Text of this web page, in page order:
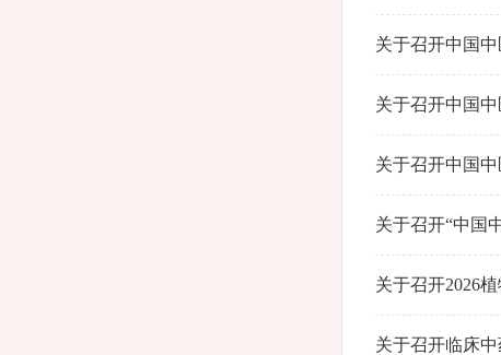
关于召开中国
关于召开中国
关于召开“中国
关于召开2026
关于召开临床中